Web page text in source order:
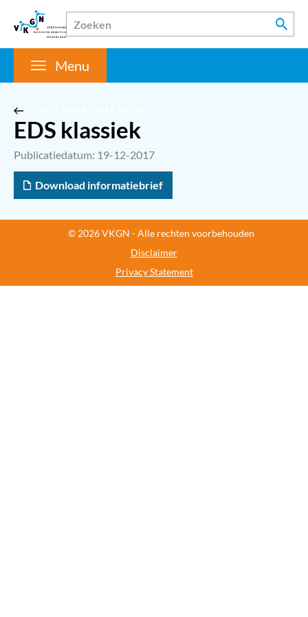
Menu
EDS klassiek
Publicatiedatum: 19-12-2017
Download informatiebrief
© 2026 VKGN - Alle rechten voorbehouden
Disclaimer
Privacy Statement